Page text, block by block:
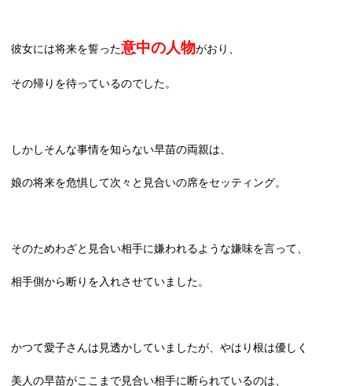
彼女には将来を誓った意中の人物がおり、
その帰りを待っているのでした。
しかしそんな事情を知らない早苗の両親は、
娘の将来を危惧して次々と見合いの席をセッティング。
そのためわざと見合い相手に嫌われるような嫌味を言って、
相手側から断りを入れさせていました。
かつて愛子さんは見透かしていましたが、やはり根は優しく
美人の早苗がここまで見合い相手に断られているのは、